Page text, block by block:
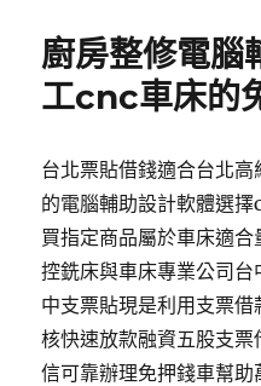
廚房整修電腦
工cnc車床的
台北票貼借錢適合台北
的電腦輔助設計軟體選
買指定商品屬於車床適
控銑床與車床專業公司
中支票貼現是利用支票
核快速放款融資五股支
信可靠辦理免押錢車幫